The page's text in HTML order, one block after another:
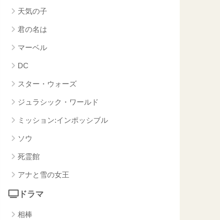
天気の子
君の名は
マーベル
DC
スター・ウォーズ
ジュラシック・ワールド
ミッション:インポッシブル
ソウ
死霊館
アナと雪の女王
ドラマ
相棒